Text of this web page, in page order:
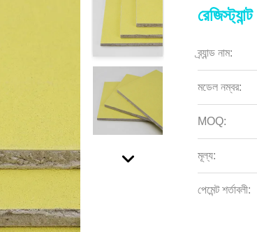
রেজিস্ট্যান্ট
ব্র্যান্ড নাম:
মডেল নম্বর:
MOQ:
মূল্য:
পেমেন্ট শর্তাবলী: